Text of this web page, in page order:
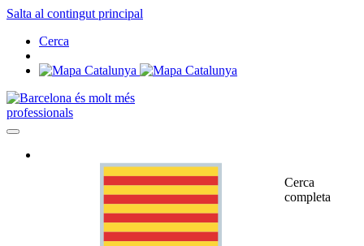
Salta al contingut principal
Cerca
professionals
Cerca
completa